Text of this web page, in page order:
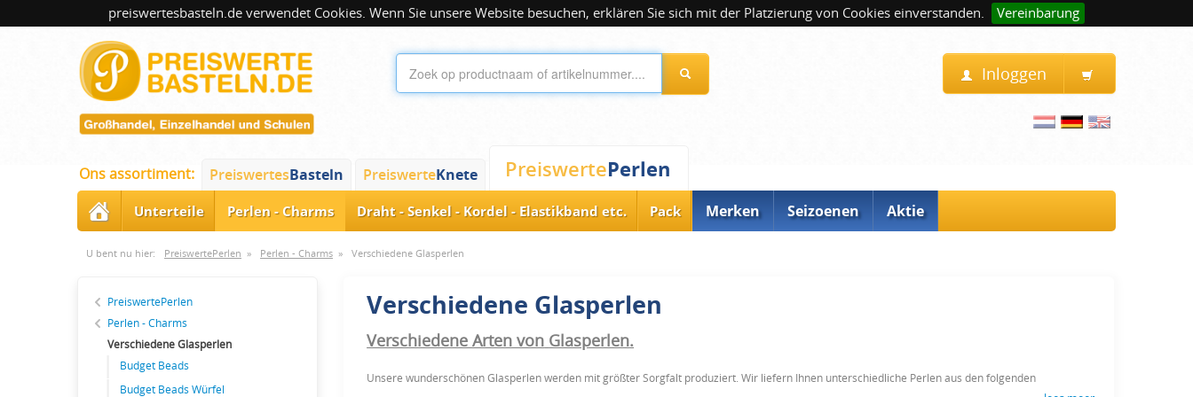
preiswertesbasteln.de verwendet Cookies. Wenn Sie unsere Website besuchen, erklären Sie sich mit der Platzierung von Cookies einverstanden. Vereinbarung
Inloggen
Ons assortiment: PreiswertesBasteln PreiswerteKnete PreiswertePerlen
Unterteile Perlen - Charms Draht - Senkel - Kordel - Elastikband etc. Pack Merken Seizoenen Aktie
U bent nu hier: PreiswertePerlen » Perlen - Charms » Verschiedene Glasperlen
PreiswertePerlen
Perlen - Charms
Verschiedene Glasperlen
Budget Beads
Budget Beads Würfel
Verschiedene Glasperlen
Verschiedene Arten von Glasperlen.
Unsere wunderschönen Glasperlen werden mit größter Sorgfalt produziert . Wir liefern Ihnen unterschiedliche Perlen aus denfolgenden